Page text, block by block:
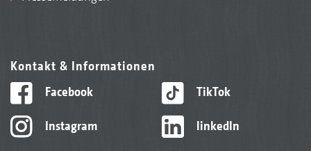
Kontakt & Informationen
Facebook
Instagram
TikTok
linkedIn